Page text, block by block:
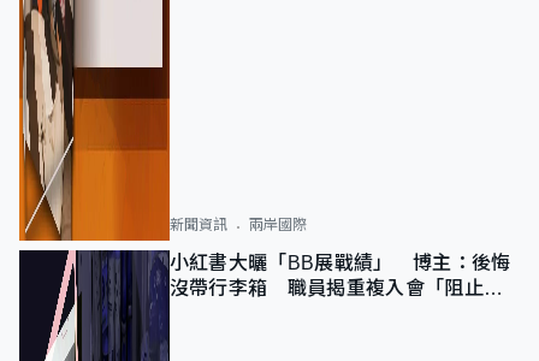
新聞資訊 兩岸國際
小紅書大曬「BB展戰績」 博主：後悔
沒帶行李箱 職員揭重複入會「阻止唔